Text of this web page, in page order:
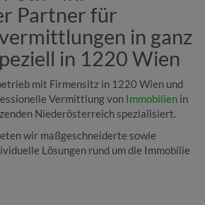
Partner für
in ganz
in 1220 Wien
mit Firmensitz in 1220 Wien und
Vermittlung von Immobilien in
Niederösterreich spezialisiert.
wir maßgeschneiderte sowie
Lösungen rund um die Immobilie